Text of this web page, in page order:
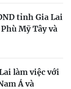
tỉnh Gia Lai
Mỹ Tây và
làm việc với
Á và